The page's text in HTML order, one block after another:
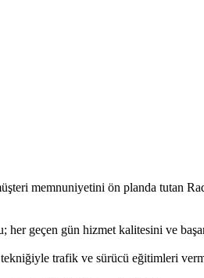
memnuniyetini ön planda tutan
geçen gün hizmet kalitesini ve
trafik ve sürücü eğitimleri